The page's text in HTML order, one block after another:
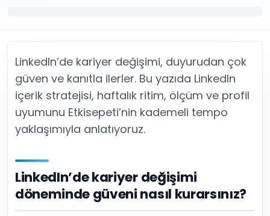
Twitter (X) Retweet Satın Al
Twitter (X) Video İzlenme Satın Al
Tümünü Gör
YouTube
YouTube Abone Satın Al
YouTube Beğeni Satın Al
YouTube İzlenme Satın Al
YouTube Yorum Satın Al
Facebook
Facebook Beğeni Satın Al
Facebook Takipçi Satın Al
Facebook Yorum Satın Al
Tümünü Gör
Diğer ücretsiz araçlar
Facebook Araçları
LinkedIn Araçları
Spotify Araçları
Telegram Araçları
Twitch Araçları
SoundCloud Araçları
Tümünü Gör
LinkedIn’de kariyer değişimi, duyurudan çok
güven ve kanıtla ilerler. Bu yazıda LinkedIn
içerik stratejisi, haftalık ritim, ölçüm ve profil
uyumunu Etkisepeti’nin kademeli tempo
yaklaşımıyla anlatıyoruz.
LinkedIn’de kariyer değişimi
döneminde güveni nasıl kurarsınız?